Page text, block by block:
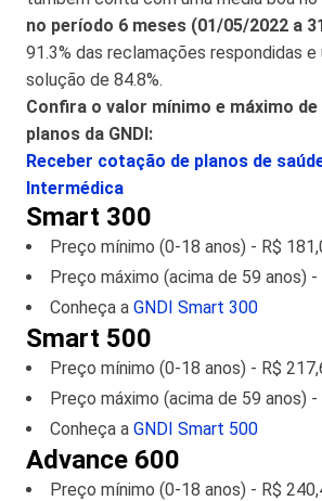
no período 6 meses (01/05/2022 a
91.3% das reclamações respondidas e
solução de 84.8%.
Confira o valor mínimo e máximo
planos da GNDI:
Receber cotação de planos de
Intermédica
Smart 300
Preço mínimo (0-18 anos) - R$
Preço máximo (acima de 59 anos)
Conheça a GNDI Smart 300
Smart 500
Preço mínimo (0-18 anos) - R$
Preço máximo (acima de 59 anos)
Conheça a GNDI Smart 500
Advance 600
Preço mínimo (0-18 anos) - R$